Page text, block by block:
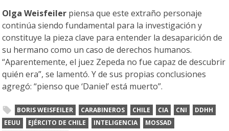
Olga Weisfeiler piensa que este extraño personaje
continúa siendo fundamental para la investigación y
constituye la pieza clave para entender la desaparición de
su hermano como un caso de derechos humanos.
“Aparentemente, el juez Zepeda no fue capaz de descubrir
quién era”, se lamentó. Y de sus propias conclusiones
agregó: “pienso que ‘Daniel’ está muerto”.
BORIS WEISFEILER CARABINEROS CHILE CIA CNI
DDHH
EEUU
EJÉRCITO DE CHILE INTELIGENCIA
MOSSAD